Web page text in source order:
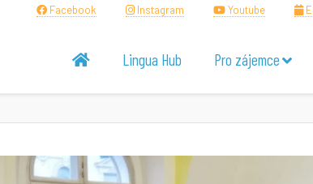
Facebook Instagram Youtube
Lingua Hub Pro zájemce